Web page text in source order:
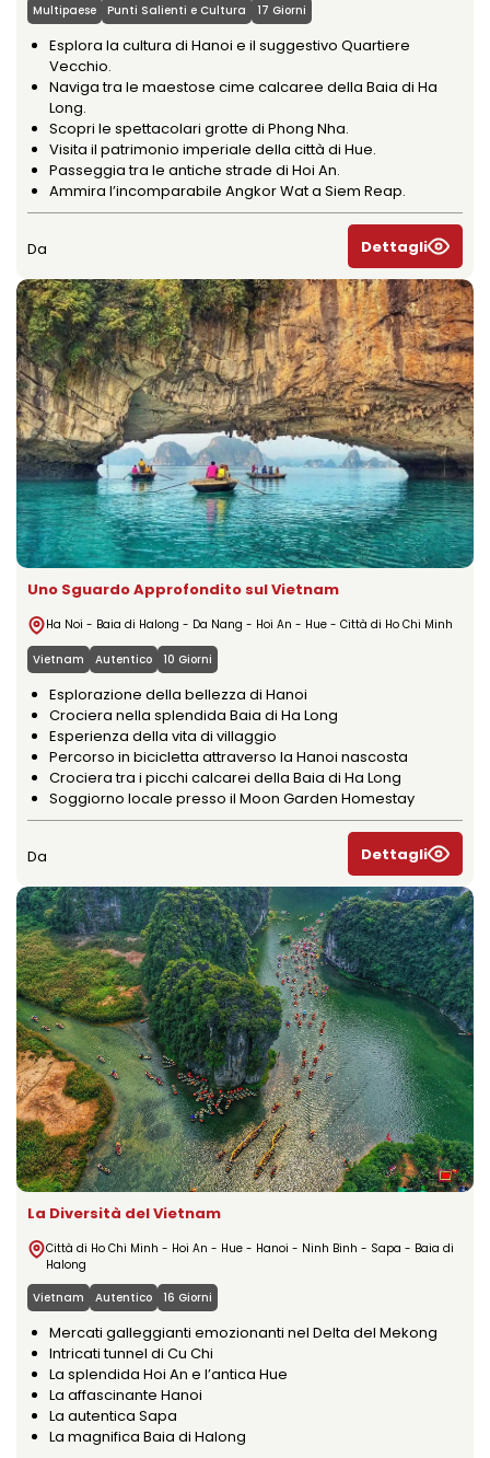
Multipaese
Punti Salienti e Cultura 17 Giorni
Esplora la cultura di Hanoi e il suggestivo Quartiere
Vecchio.
Naviga tra le maestose cime calcaree della Baia di Ha
Long.
Scopri le spettacolari grotte di Phong Nha.
Visita il patrimonio imperiale della città di Hue.
Passeggia tra le antiche strade di Hoi An.
Ammira l’incomparabile Angkor Wat a Siem Reap.
Da Dettagli
Uno Sguardo Approfondito sul Vietnam
Ha Noi - Baia di Halong - Da Nang - Hoi An - Hue - Città di Ho Chi Minh
Vietnam Autentico 10 Giorni
Esplorazione della bellezza di Hanoi
Crociera nella splendida Baia di Ha Long
Esperienza della vita di villaggio
Percorso in bicicletta attraverso la Hanoi nascosta
Crociera tra i picchi calcarei della Baia di Ha Long
Soggiorno locale presso il Moon Garden Homestay
Da Dettagli
La Diversità del Vietnam
Città di Ho Chi Minh - Hoi An - Hue - Hanoi - Ninh Binh - Sapa - Baia di
Halong
Vietnam
Autentico 16 Giorni
Mercati galleggianti emozionanti nel Delta del Mekong
Intricati tunnel di Cu Chi
La splendida Hoi An e l’antica Hue
La affascinante Hanoi
La autentica Sapa
La magnifica Baia di Halong